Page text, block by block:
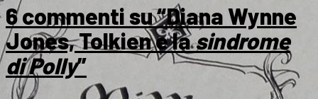
6 commenti su “Diana Wynne
Jones, Tolkien e lasindrome
di Polly”